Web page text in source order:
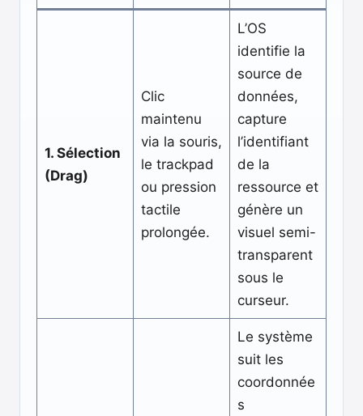
1. Sélection
(Drag)
Clic
maintenu
via la souris,
le trackpad
ou pression
tactile
prolongée.
L’OS
identifie la
source de
données,
capture
l’identifiant
de la
ressource et
génère un
visuel semi-
transparent
sous le
curseur.
Le système
suit les
coordonnée
s